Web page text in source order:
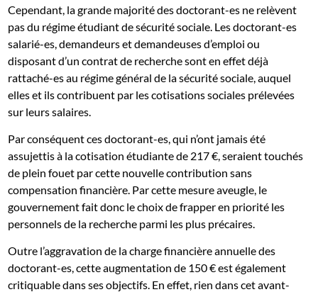
Cependant, la grande majorité des doctorant-es ne relèvent
pas du régime étudiant de sécurité sociale. Les doctorant-es
salarié-es, demandeurs et demandeuses d’emploi ou
disposant d’un contrat de recherche sont en effet déjà
rattaché-es au régime général de la sécurité sociale, auquel
elles et ils contribuent par les cotisations sociales prélevées
sur leurs salaires.
Par conséquent ces doctorant-es, qui n’ont jamais été
assujettis à la cotisation étudiante de 217 €, seraient touchés
de plein fouet par cette nouvelle contribution sans
compensation financière. Par cette mesure aveugle, le
gouvernement fait donc le choix de frapper en priorité les
personnels de la recherche parmi les plus précaires.
Outre l’aggravation de la charge financière annuelle des
doctorant-es, cette augmentation de 150 € est également
critiquable dans ses objectifs. En effet, rien dans cet avant-